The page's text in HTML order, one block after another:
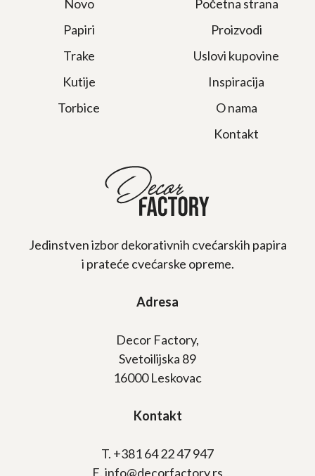
Novo
Papiri
Trake
Kutije
Torbice
Početna strana
Proizvodi
Uslovi kupovine
Inspiracija
O nama
Kontakt
Jedinstven izbor dekorativnih cvećarskih papira
i prateće cvećarske opreme.
Adresa
Decor Factory,
Svetoilijska 89
16000 Leskovac
Kontakt
T. +381 64 22 47 947
E. info@decorfactory.rs